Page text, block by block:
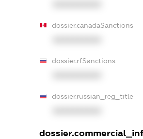
dossier.canadaSanctions
dossier.rfSanctions
dossier.russian_reg_title